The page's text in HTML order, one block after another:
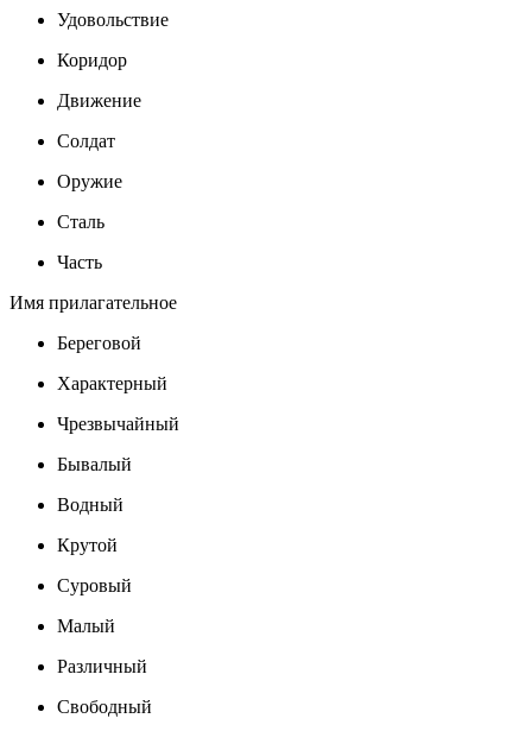
Удовольствие
Коридор
Движение
Солдат
Оружие
Сталь
Часть
Имя прилагательное
Береговой
Характерный
Чрезвычайный
Бывалый
Водный
Крутой
Суровый
Малый
Различный
Свободный